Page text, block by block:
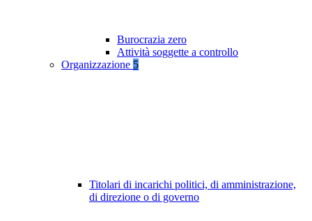
Burocrazia zero
Attività soggette a controllo
Organizzazione 5
Titolari di incarichi politici, di amministrazione,
di direzione o di governo